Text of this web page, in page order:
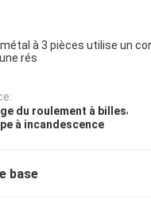
à 3 pièces utilise un
rés
du roulement à billes,
à incandescence
base